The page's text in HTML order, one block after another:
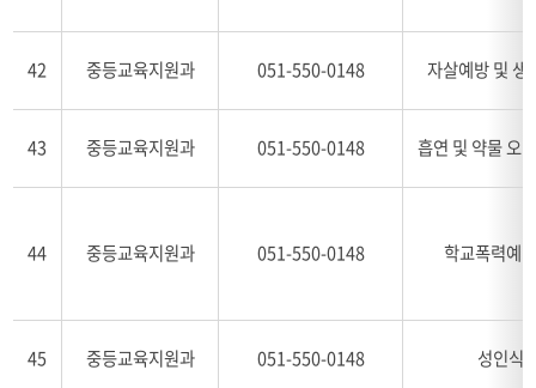
42 중등교육지원과 051-550-0148 자살예방 및 생
43 중등교육지원과 051-550-0148 흡연 및 약물 오
44 중등교육지원과 051-550-0148 학교폭력예
45 중등교육지원과 051-550-0148 성인식